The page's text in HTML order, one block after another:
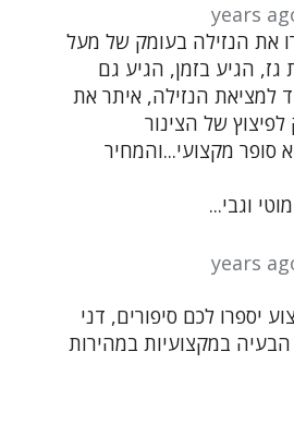
את הנזילה בעומק של מעל
גז, הגיע בזמן, הגיע גם
למציאת הנזילה, איתר את
של הצינור
סופר מקצועי...והמחיר
וגבי...
יספרו לכם סיפורים, דני
הבעיה במקצועיות במהירות